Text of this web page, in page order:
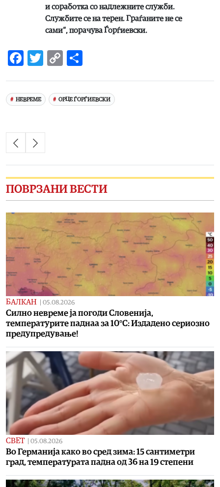
и соработка со надлежните служби.
Службите се на терен. Граѓаните не се
сами“, порачува Ѓорѓиевски.
Facebook
Twitter
Copy
НЕВРЕМЕ ОРЦЕ ЃОРЃИЕВСКИ
ПОВРЗАНИ ВЕСТИ
БАЛКАН 05.08.2026
Силно невреме ја погоди Словенија,
температурите паднаа за 10°C: Издадено сериозно
предупредување!
СВЕТ 05.08.2026
Во Германија како во сред зима: 15 сантиметри
град, температурата падна од 36 на 19 степени